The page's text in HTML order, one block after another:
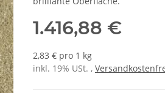
1.416,88 €
2,83 € pro 1 kg
inkl. 19% USt. ,